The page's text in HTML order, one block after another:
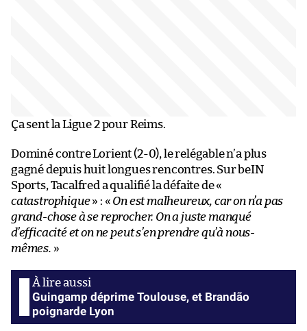
Ça sent la Ligue 2 pour Reims.
Dominé contre Lorient (2-0), le relégable n’a plus
gagné depuis huit longues rencontres. Sur beIN
Sports, Tacalfred a qualifié la défaite de «
catastrophique» : « On est malheureux, car on n’a pas
grand-chose à se reprocher. On a juste manqué
d’efficacité et on ne peut s’en prendre qu’à nous-
mêmes. »
Guingamp déprime Toulouse, et Brandão
poignarde Lyon